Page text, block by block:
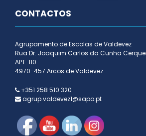
CONTACTOS
Agrupamento de Escolas de Valdevez
Rua Dr. Joaquim Carlos da Cunha
APT. 110
4970-457 Arcos de Valdevez
+351 258 510 320
agrup.valdevez1@sapo.pt